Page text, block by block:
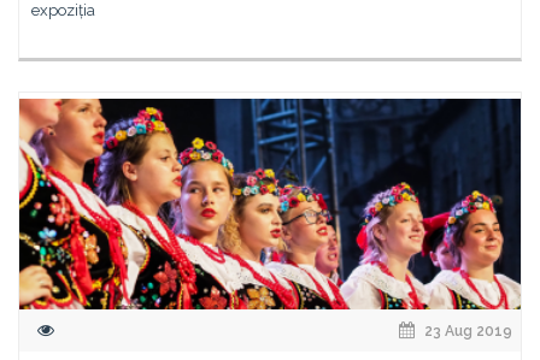
expoziția
23 Aug 2019